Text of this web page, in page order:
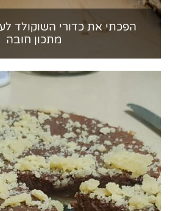
הפכתי את כדורי השוקולד
מתכון חובה